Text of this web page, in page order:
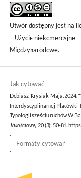
Utwór dostępny jest na
– Użycie niekomercyjne
Międzynarodowe.
Jak cytować
Dobiasz-Krysiak, Maja. 2024.
Interdyscyplinarnej Placówki
Typologii sześciu ruchów W
Jakościowej 20 (3): 50-81.
Formaty cytowań